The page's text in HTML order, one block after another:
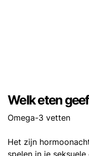
Welk eten
Omega-3 vetten
Het zijn